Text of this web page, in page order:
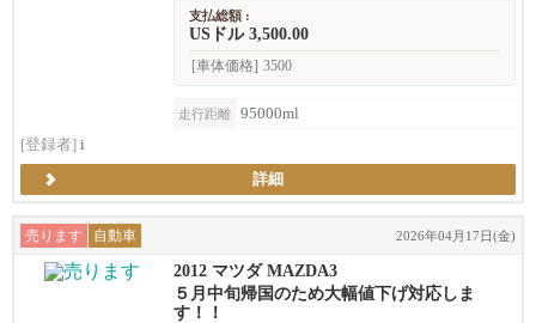
支払総額 :
USドル 3,500.00
[車体価格] 3500
走行距離
95000ml
[登録者] i
詳細
売ります 自動車 2026年04月17日(金)
2012 マツダ MAZDA3
５月中旬帰国のため大幅値下げ対応しま
す！！